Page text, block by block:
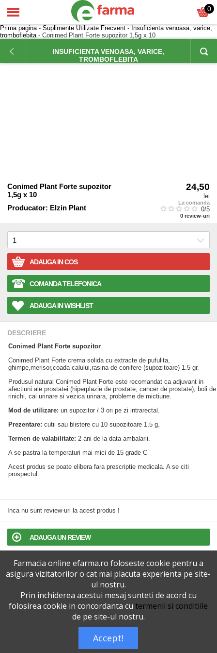
0
Prima pagina- Suplimente Utilizate Frecvent - Insuficienta venoasa, varice,
tromboflebita- Conimed Plant Forte supozitor 1,5g x 10
INSUFICIENTA VENOASA, VARICE,
TROMBOFLEBITA
Conimed Plant Forte supozitor
1,5g x 10
Producator: Elzin Plant
24,50
lei
La comanda
0/5
0 review-uri
ADAUGA IN COS
COMANDA TELEFONICA
ADAUGA IN WISHLIST
DESCRIERE
Conimed Plant Forte supozitor
Conimed Plant Forte crema solida cu extracte de pufulita,
ghimpe,merisor,coada calului,rasina de conifere (supozitoare) 1.5 gr.
Produsul natural Conimed Plant Forte este recomandat ca adjuvant in
afectiuni ale prostatei (hiperplazie de prostate, cancer de prostate), boli de
rinichi, cai urinare si vezica urinara, probleme de mictiune.
Mod de utilizare: un supozitor / 3 ori pe zi intrarectal.
Prezentare: cutii sau blistere cu 10 supozitoare 1,5 g.
Termen de valabilitate: 2 ani de la data ambalarii.
A se pastra la temperaturi mai mici de 15 grade C
Acest produs se poate elibera fara prescriptie medicala. A se citi
prospectul.
Inca nu sunt review-uri la acest produs !
ADAUGA UN REVIEW
TERMENI SI CONDITII
POLITICA DE CONFIDENTIALITATE
VERSIUNEA DESKTOP
Farmacia online efarma.ro foloseste cookie pentru a
asigura vizitatorilor o cat mai placuta experienta pe site-
ul nostru.
Prin inchiderea acestui mesaj sunteti de acord cu
folosirea cookie in concordanta cu termenii si conditiile
de pe site-ul nostru.
Accept!